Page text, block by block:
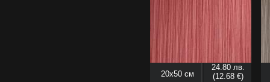
20x50 см
24.80 лв.
(12.68 €)